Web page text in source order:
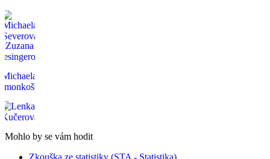
Mohlo by se vám hodit